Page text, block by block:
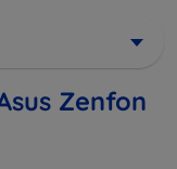
Zenfon